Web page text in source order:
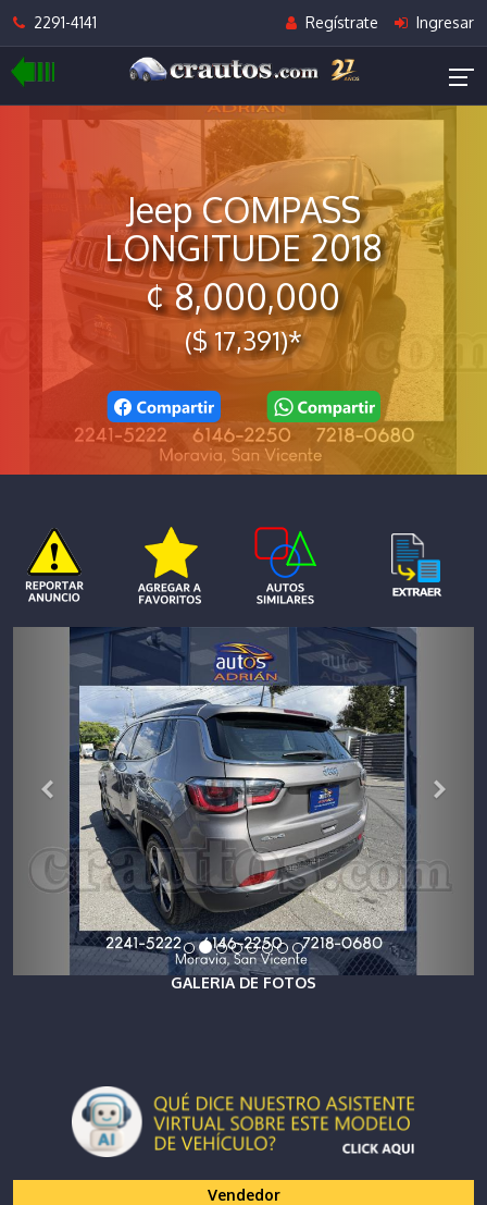
2291-4141 Regístrate Ingresar
Jeep COMPASS
LONGITUDE 2018
¢ 8,000,000
($ 17,391)*
GALERIA DE FOTOS
Vendedor